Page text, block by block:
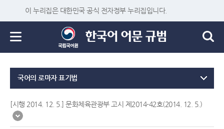
이 누리집은 대한민국 공식 전자정부 누리집입니다.
국어의 로마자 표기법
[시행 2014. 12. 5.] 문화체육관광부 고시 제2014-42호(2014. 12. 5.)